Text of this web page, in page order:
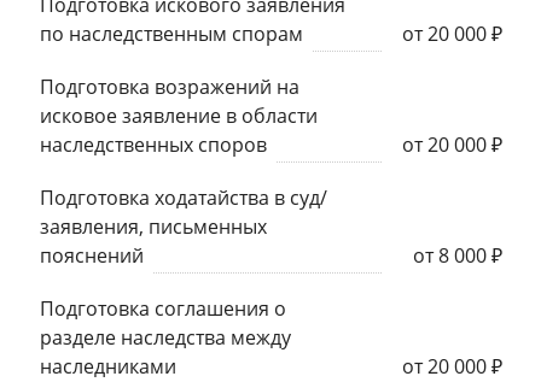
по наследственным спорам
от 20 000 ₽
Подготовка возражений на
исковое заявление в области
наследственных споров
от 20 000 ₽
Подготовка ходатайства в суд/
заявления, письменных
пояснений
от 8 000 ₽
Подготовка соглашения о
разделе наследства между
наследниками
от 20 000 ₽